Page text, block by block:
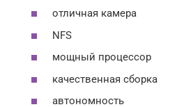
отличная камера
NFS
мощный процессор
качественная сборка
автономность